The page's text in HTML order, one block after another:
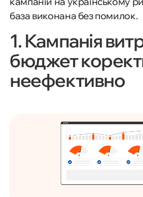
база виконана без помилок.
1. Кампанія
бюджет
неефективно